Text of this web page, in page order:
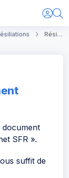
Résiliation d'un abonnement internet SFR
document
SFR ».
suffit de